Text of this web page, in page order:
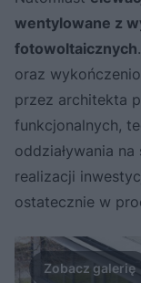
wentylowane z
fotowoltaicznych
oraz
przez architekta
funkcjonalnych,
oddziaływania
realizacji
ostatecznie w